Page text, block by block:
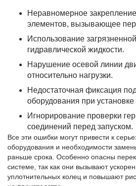
Неравномерное
элементов, вызывающее
Использование
гидравлической жидкости.
Нарушение осевой линии
относительно нагрузки.
Недостаточная фиксация
оборудования при
Игнорирование проверки
соединений перед запуском.
Все эти ошибки могут привести к
оборудования и необходимости
раньше срока. Особенно опасны
системе, так как они вызывают
уплотнительных колец и повышают